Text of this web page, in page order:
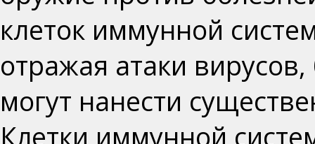
клеток иммунной
отражая атаки
могут нанести
Клетки иммунной